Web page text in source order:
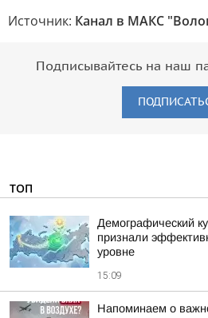
Источник: Канал в МАКС
Подписывайтесь на наш
ТОП
Демографический
признали
уровне
15:09
Напоминаем о